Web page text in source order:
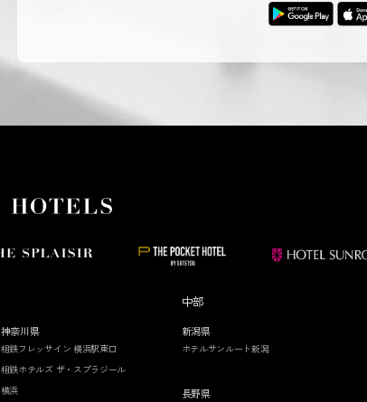
神奈川県
相鉄フレッサイン 横浜駅東口
相鉄ホテルズ ザ・スプラジール
横浜
中部
新潟県
ホテルサンルート新潟
長野県